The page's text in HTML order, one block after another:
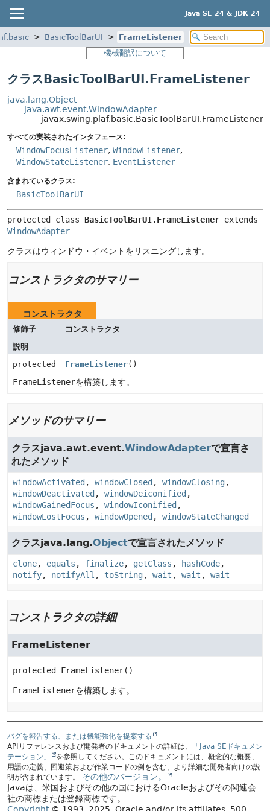
Java SE 24 & JDK 24
BasicToolBarUI
FrameListener
機械翻訳について
クラスBasicToolBarUI.FrameListener
java.lang.Object
java.awt.event.WindowAdapter
javax.swing.plaf.basic.BasicToolBarUI.FrameListener
すべての実装されたインタフェース:
WindowFocusListener, WindowListener,
WindowStateListener, EventListener
含まれているクラス:
BasicToolBarUI
protected class BasicToolBarUI.FrameListener
WindowAdapter
クラスはウィンドウ・イベントをリスニングします。
コンストラクタのサマリー
コンストラクタ
修飾子
コンストラクタ
説明
protected
FrameListener()
FrameListenerを構築します。
メソッドのサマリー
クラスjava.awt.event.WindowAdapterで宣言さ
れたメソッド
windowActivated , windowClosed , windowClosing,
windowDeactivated , windowDeiconified ,
windowGainedFocus , windowIconified ,
windowLostFocus , windowOpened , windowStateChanged
クラスjava.lang.Objectで宣言されたメソッド
clone, equals , finalize, getClass , hashCode,
notify, notifyAll , toString, wait , wait , wait
コンストラクタの詳細
FrameListener
protected FrameListener()
FrameListenerを構築します。
バグを報告する、または機能強化を提案する
APIリファレンスおよび開発者のドキュメントの詳細は、
「Java SEドキュメン
テーション」
を参照してください。このドキュメントには、概念的な概要、
用語の定義、回避策および作業コードの例を含む、より詳細な開発者向けの説
明が含まれています。
その他のバージョン。
Javaは、米国およびその他の国におけるOracleおよびその関連会
社の商標または登録商標です。